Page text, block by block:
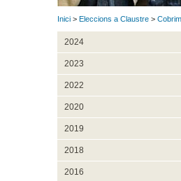
Inici > Eleccions a Claustre >
2024
2023
2022
2020
2019
2018
2016